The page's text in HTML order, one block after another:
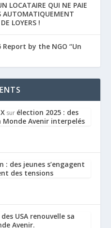
LOCATAIRE QUI NE PAIE
AUTOMATIQUEMENT
LOYERS !
Report by the NGO “Un
sur élection 2025 : des
Monde Avenir interpelés
: des jeunes s’engagent
des tensions
USA renouvelle sa
Avenir.